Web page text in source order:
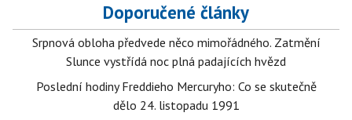
Doporučené články
Srpnová obloha předvede něco mimořádného. Zatmění
Slunce vystřídá noc plná padajících hvězd
Poslední hodiny Freddieho Mercuryho: Co se skutečně
dělo 24. listopadu 1991